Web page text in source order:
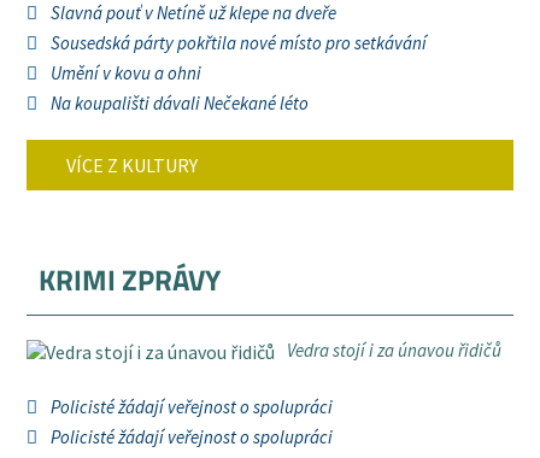
Slavná pouť v Netíně už klepe na dveře
Sousedská párty pokřtila nové místo pro setkávání
Umění v kovu a ohni
Na koupališti dávali Nečekané léto
VÍCE Z KULTURY
KRIMI ZPRÁVY
Vedra stojí i za únavou řidičů
Policisté žádají veřejnost o spolupráci
Policisté žádají veřejnost o spolupráci